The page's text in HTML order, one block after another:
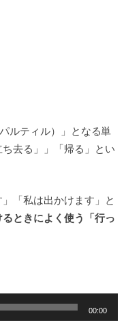
ルティル）」となる単
去る」」「帰る」とい
「私は出かけます」と
ときによく使う「行っ
00:00